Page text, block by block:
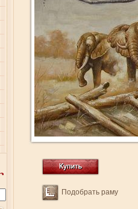
Подобрать раму